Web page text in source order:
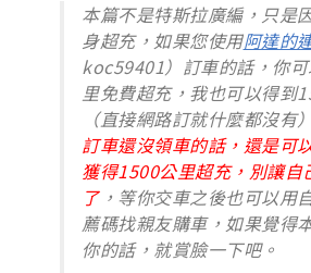
本篇不是特斯拉廣編，只是
身超充，如果您使用阿達的
koc59401）訂車的話，你
里免費超充，我也可以得到
（直接網路訂就什麼都沒有
訂車還沒領車的話，還是可
獲得1500公里超充，別讓自
了，等你交車之後也可以用
薦碼找親友購車，如果覺得
你的話，就賞臉一下吧。